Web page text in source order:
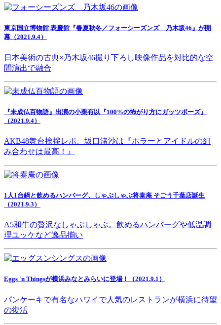
東京国立博物館 表慶館『春夏秋冬／フォーシーズンズ 乃木坂46』が開
幕（2021.9.4）
日本美術の古典×乃木坂46撮り下ろし映像作品を対比的な空
間演出で融合
『未成仏百物語』出演の小栗有以『100%の怖がり方にガッツポーズ』
（2021.9.4）
AKB48舞台挨拶レポ、坂口渚沙は『ホラーとアイドルの組
み合わせは最高！』
1人1台鍋と飲めるハンバーグ、しゃぶしゃぶ将泰庵 そごう千葉店誕生
（2021.9.3）
A5和牛の贅沢なしゃぶしゃぶ。飲めるハンバーグや低温調
理ユッケなど逸品揃い
Eggs 'n Thingsが横浜みなとみらいに登場！（2021.9.1）
パンケーキで有名なハワイで人気のレストランが横浜に待望
の復活